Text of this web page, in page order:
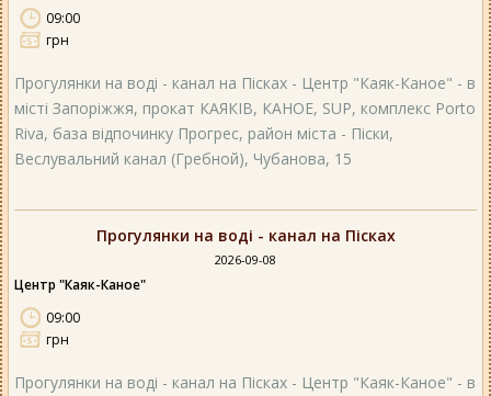
09:00
грн
Прогулянки на воді - канал на Пісках - Центр "Каяк-Каное" - в
місті Запоріжжя, прокат КАЯКІВ, КАНОЕ, SUP, комплекс Porto
Riva, база відпочинку Прогрес, район міста - Піски,
Веслувальний канал (Гребной), Чубанова, 15
Прогулянки на воді - канал на Пісках
2026-09-08
Центр "Каяк-Каное"
09:00
грн
Прогулянки на воді - канал на Пісках - Центр "Каяк-Каное" - в